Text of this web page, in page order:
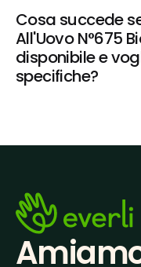
Cosa succede
All'Uovo N°675
disponibile e
specifiche?